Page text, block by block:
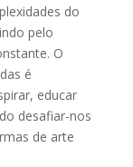
do
pelo
O
é
educar
desafiar-nos
de arte